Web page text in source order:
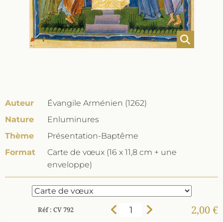
Auteur
Évangile Arménien (1262)
Nature
Enluminures
Thème
Présentation-Baptême
Format
Carte de vœux (16 x 11,8 cm + une
enveloppe)
Réf : CV 792 2,00 €